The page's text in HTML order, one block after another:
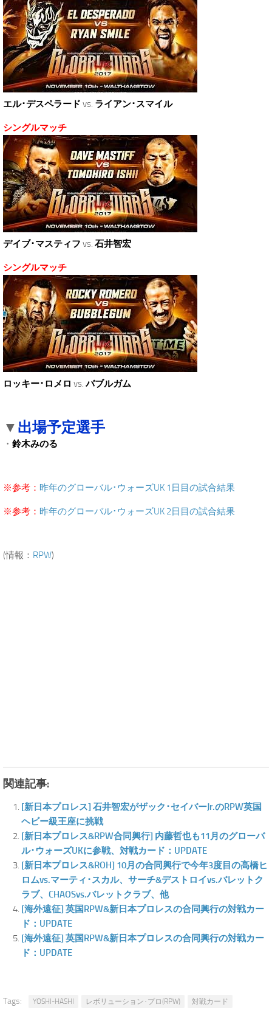
エル･デスペラード vs. ライアン･スマイル
シングルマッチ
デイブ･マスティフ vs. 石井智宏
シングルマッチ
ロッキー･ロメロ vs.バブルガム
▼ 出場予定選手
・ 鈴木みのる
※参考： 昨年のグローバル･ウォーズUK 1日目の試合結果
※参考： 昨年のグローバル･ウォーズUK 2日目の試合結果
(情報： RPW)
関連記事:
[新日本プロレス] 石井智宏がザック･セイバーJr.のRPW英国
ヘビー級王座に挑戦
[新日本プロレス&RPW合同興行] 内藤哲也も11月のグローバ
ル･ウォーズUKに参戦、対戦カード：UPDATE
[新日本プロレス&ROH] 10月の合同興行で今年3度目の高橋ヒ
ロムvs.マーティ･スカル、サーチ&デストロイvs.バレットク
ラブ、CHAOSvs.バレットクラブ、他
[海外遠征] 英国RPW&新日本プロレスの合同興行の対戦カー
ド：UPDATE
[海外遠征] 英国RPW&新日本プロレスの合同興行の対戦カー
ド：UPDATE
Tags: YOSHI-HASHI レボリューション･プロ(RPW)
対戦カード